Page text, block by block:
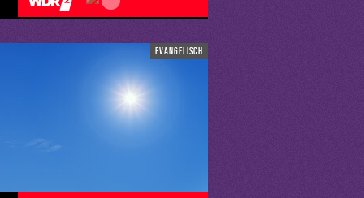
evangelisch